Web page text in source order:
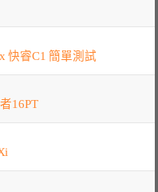
快睿C1 簡單測試
16PT